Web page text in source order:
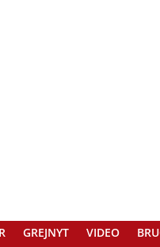
GREJNYT VIDEO